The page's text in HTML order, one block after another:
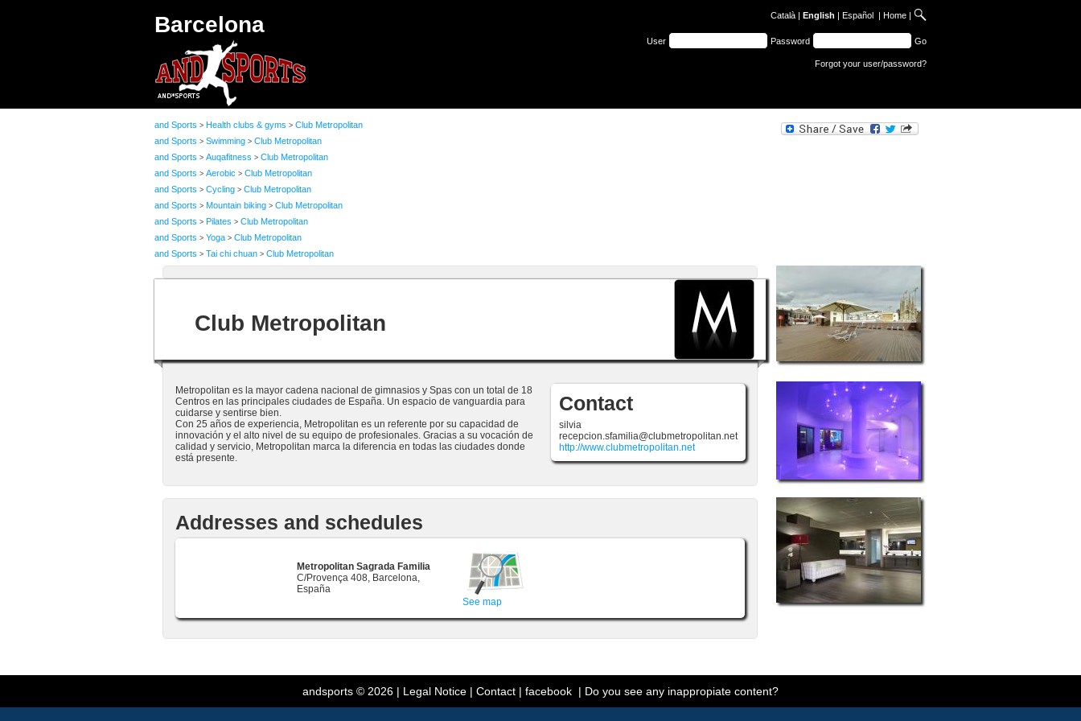
Barcelona Català | English | Español | Home |
User Password Go
Forgot your user/password?
and Sports > Health clubs & gyms > Club Metropolitan
and Sports > Swimming > Club Metropolitan
and Sports > Auqafitness > Club Metropolitan
and Sports > Aerobic > Club Metropolitan
and Sports > Cycling > Club Metropolitan
and Sports > Mountain biking > Club Metropolitan
and Sports > Pilates > Club Metropolitan
and Sports > Yoga > Club Metropolitan
and Sports > Tai chi chuan > Club Metropolitan
Club Metropolitan
Contact
silvia
recepcion.sfamilia@clubmetropolitan.net
http://www.clubmetropolitan.net
Metropolitan es la mayor cadena nacional de gimnasios y Spas con un total de 18
Centros en las principales ciudades de España. Un espacio de vanguardia para
cuidarse y sentirse bien.
Con 25 años de experiencia, Metropolitan es un referente por su capacidad de
innovación y el alto nivel de su equipo de profesionales. Gracias a su vocación de
calidad y servicio, Metropolitan marca la diferencia en todas las ciudades donde
está presente.
Addresses and schedules
Metropolitan Sagrada Familia
C/Provença 408, Barcelona,
España
See map
andsports © 2026 | Legal Notice | Contact | facebook | Do you see any inappropiate content?